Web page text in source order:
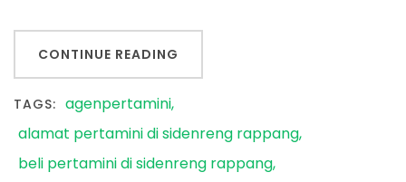
CONTINUE READING
TAGS: agenpertamini
alamat pertamini di sidenreng rappang
beli pertamini di sidenreng rappang